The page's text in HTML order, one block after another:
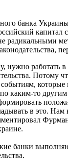
банка
капитал
радикальными
нужно работать в
Потому
которые
каким-то
в это. Нам
банки